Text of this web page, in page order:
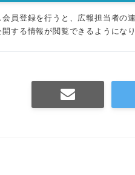
会員登録を行うと、広報担当者の
開する情報が閲覧できるようになり